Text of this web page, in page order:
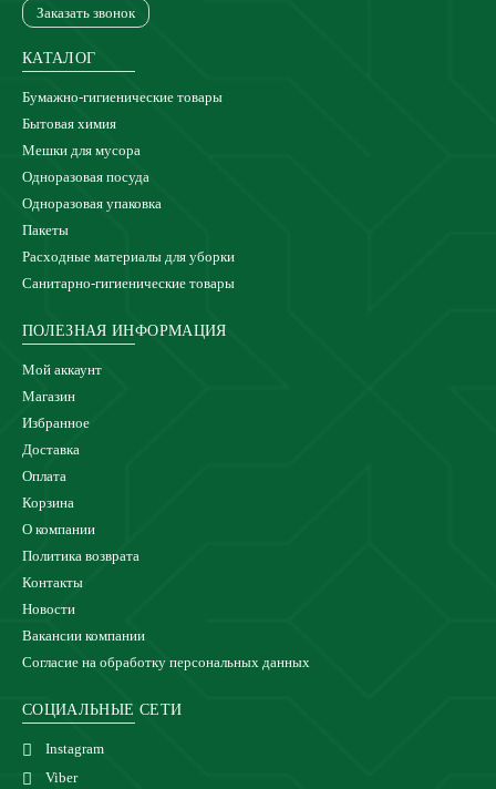
Заказать звонок
КАТАЛОГ
Бумажно-гигиенические товары
Бытовая химия
Мешки для мусора
Одноразовая посуда
Одноразовая упаковка
Пакеты
Расходные материалы для уборки
Санитарно-гигиенические товары
ПОЛЕЗНАЯ ИНФОРМАЦИЯ
Мой аккаунт
Магазин
Избранное
Доставка
Оплата
Корзина
О компании
Политика возврата
Контакты
Новости
Вакансии компании
Согласие на обработку персональных данных
СОЦИАЛЬНЫЕ СЕТИ
Instagram
Viber